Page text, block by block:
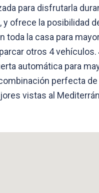
para disfrutarla
ofrece la posibilidad
la casa para
otros 4
automática para
perfecta
vistas al